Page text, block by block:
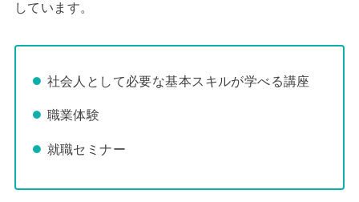
しています。
社会人として必要な基本スキルが学べる講座
職業体験
就職セミナー